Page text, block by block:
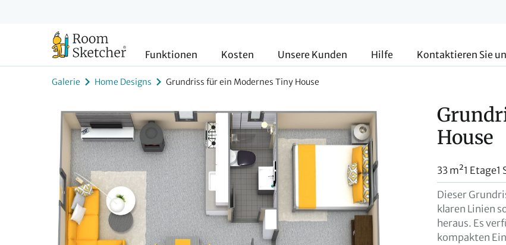
Funktionen Kosten Unsere Kunden Hilfe Kontaktieren Sie
Galerie Home Designs Grundriss für ein Modernes Tiny House
House
33 m²1 Etage1
Dieser
klaren Linien
heraus. Es
kompakten